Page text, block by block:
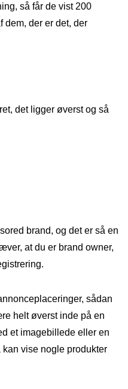
så får de vist 200
dem, der er det, der
det ligger øverst og så
brand, og det er så en
at du er brand owner,
sådan
helt øverst inde på en
et imagebillede eller en
vise nogle produkter